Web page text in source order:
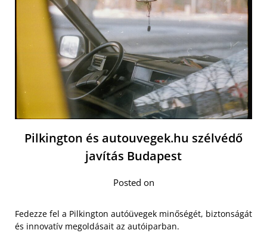
Pilkington és autouvegek.hu szélvédő
javítás Budapest
Posted on
Fedezze fel a Pilkington autóüvegek minőségét, biztonságát
és innovatív megoldásait az autóiparban.